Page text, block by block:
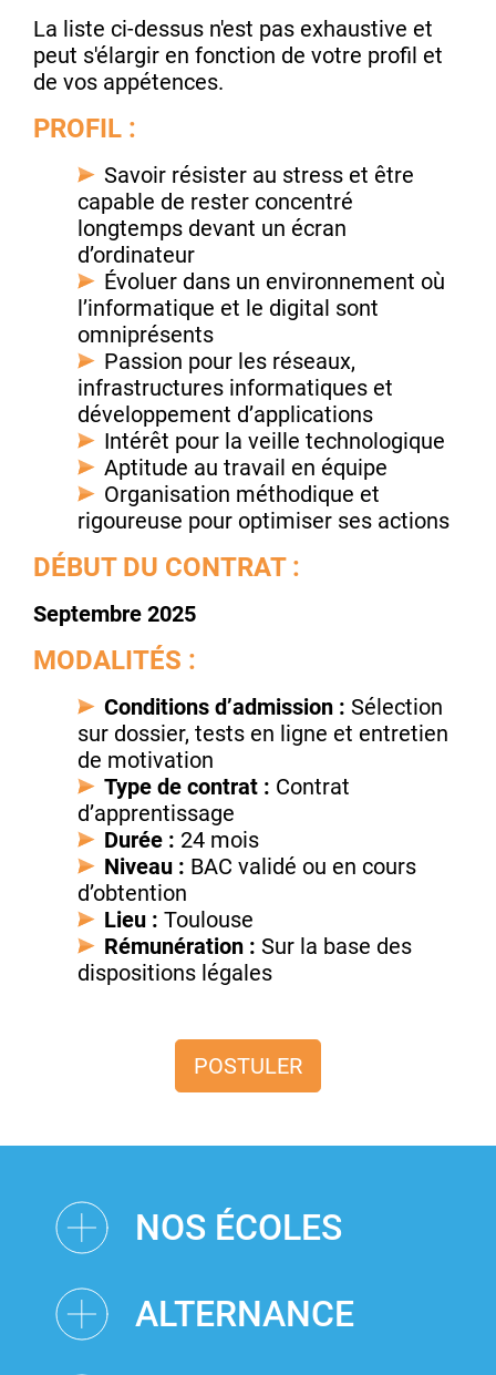
La liste ci-dessus n'est pas exhaustive et
peut s'élargir en fonction de votre profil et
de vos appétences.
PROFIL :
Savoir résister au stress et être
capable de rester concentré
longtemps devant un écran
d’ordinateur
Évoluer dans un environnement où
l’informatique et le digital sont
omniprésents
Passion pour les réseaux,
infrastructures informatiques et
développement d’applications
Intérêt pour la veille technologique
Aptitude au travail en équipe
Organisation méthodique et
rigoureuse pour optimiser ses actions
DÉBUT DU CONTRAT :
Septembre 2025
MODALITÉS :
Conditions d’admission : Sélection
sur dossier, tests en ligne et entretien
de motivation
Type de contrat : Contrat
d’apprentissage
Durée : 24 mois
Niveau : BAC validé ou en cours
d’obtention
Lieu : Toulouse
Rémunération : Sur la base des
dispositions légales
POSTULER
NOS ÉCOLES
ALTERNANCE